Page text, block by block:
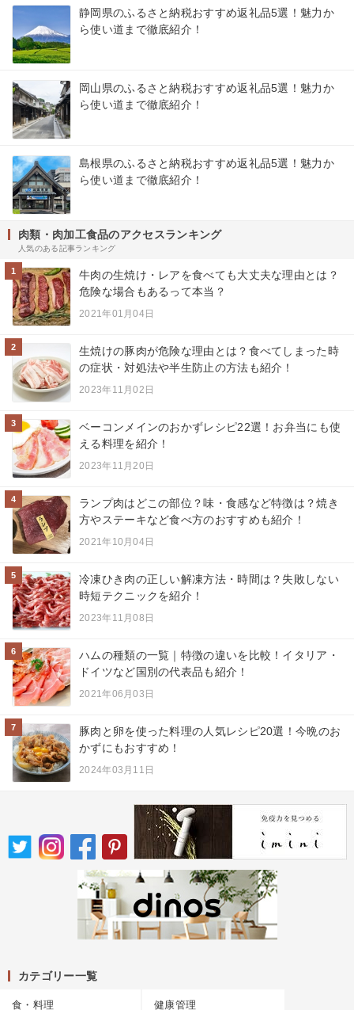
静岡県のふるさと納税おすすめ返礼品5選！魅力か
ら使い道まで徹底紹介！
岡山県のふるさと納税おすすめ返礼品5選！魅力か
ら使い道まで徹底紹介！
島根県のふるさと納税おすすめ返礼品5選！魅力か
ら使い道まで徹底紹介！
肉類・肉加工食品のアクセスランキング
人気のある記事ランキング
1
牛肉の生焼け・レアを食べても大丈夫な理由とは？
危険な場合もあるって本当？
2021年01月04日
2
生焼けの豚肉が危険な理由とは？食べてしまった時
の症状・対処法や半生防止の方法も紹介！
2023年11月02日
3
ベーコンメインのおかずレシピ22選！お弁当にも使
える料理を紹介！
2023年11月20日
4
ランプ肉はどこの部位？味・食感など特徴は？焼き
方やステーキなど食べ方のおすすめも紹介！
2021年10月04日
5
冷凍ひき肉の正しい解凍方法・時間は？失敗しない
時短テクニックを紹介！
2023年11月08日
6
ハムの種類の一覧｜特徴の違いを比較！イタリア・
ドイツなど国別の代表品も紹介！
2021年06月03日
7
豚肉と卵を使った料理の人気レシピ20選！今晩のお
かずにもおすすめ！
2024年03月11日
カテゴリー一覧
食・料理 健康管理